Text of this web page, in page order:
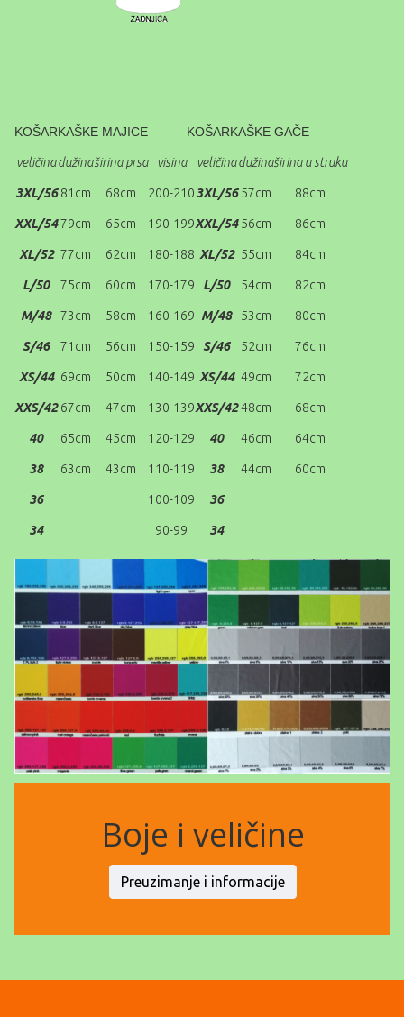
KOŠARKAŠKE MAJICE KOŠARKAŠKE GAČE
veličinadužinaširinaprsa visina veličinadužinaširina u struku
3XL/56 81cm 68cm 200-2103XL/56 57cm 88cm
XXL/5479cm 65cm 190-199XXL/54 56cm 86cm
XL/52 77cm 62cm 180-188 XL/52 55cm 84cm
L/50 75cm 60cm 170-179 L/50 54cm 82cm
M/48 73cm 58cm 160-169 M/48 53cm 80cm
S/46 71cm 56cm 150-159 S/46 52cm 76cm
XS/44 69cm 50cm 140-149 XS/44 49cm 72cm
XXS/42 67cm 47cm 130-139XXS/4248cm 68cm
40 65cm 45cm 120-129 40 46cm 64cm
38 63cm 43cm 110-119 38 44cm 60cm
36 100-109 36
34 90-99 34
Boje i veličine
Preuzimanje i informacije